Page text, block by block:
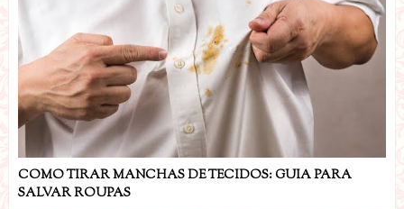
COMO TIRAR MANCHAS DE TECIDOS: GUIA PARA
SALVAR ROUPAS